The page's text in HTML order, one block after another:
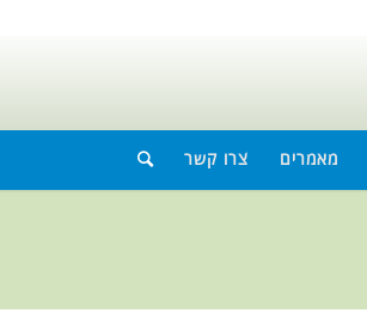
מאמרים צרו קשר